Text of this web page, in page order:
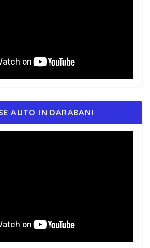
AUTO IN DARABANI